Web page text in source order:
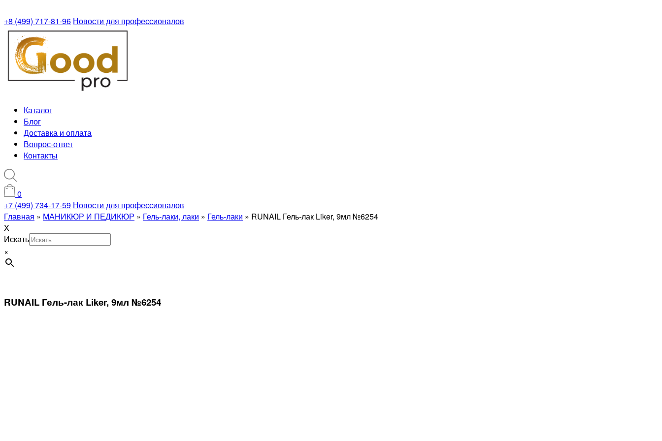
+8 (499) 717-81-96 Новости для профессионалов
Каталог
Блог
Доставка и оплата
Вопрос-ответ
Контакты
0
+7 (499) 734-17-59 Новости для профессионалов
Главная » МАНИКЮР И ПЕДИКЮР » Гель-лаки, лаки » Гель-лаки » RUNAIL Гель-лак Liker, 9мл №6254
X
Искать
×
RUNAIL Гель-лак Liker, 9мл №6254